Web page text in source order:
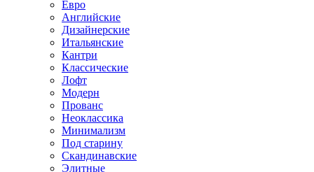
Евро
Английские
Дизайнерские
Итальянские
Кантри
Классические
Лофт
Модерн
Прованс
Неоклассика
Минимализм
Под старину
Скандинавские
Элитные